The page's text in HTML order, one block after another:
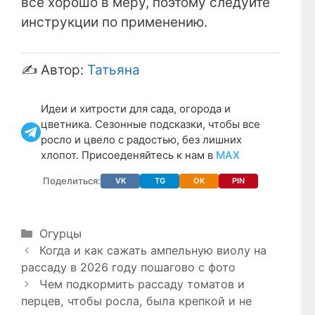
инструкции по применению.
✍️ Автор: Татьяна
Идеи и хитрости для сада, огорода и
цветника. Сезонные подсказки, чтобы все
росло и цвело с радостью, без лишних
хлопот. Присоеденяйтесь к нам в МАХ
Поделиться: VK TG OK PIN
Рубрики
Огурцы
Когда и как сажать ампельную виолу на
рассаду в 2026 году пошагово с фото
Чем подкормить рассаду томатов и
перцев, чтобы росла, была крепкой и не